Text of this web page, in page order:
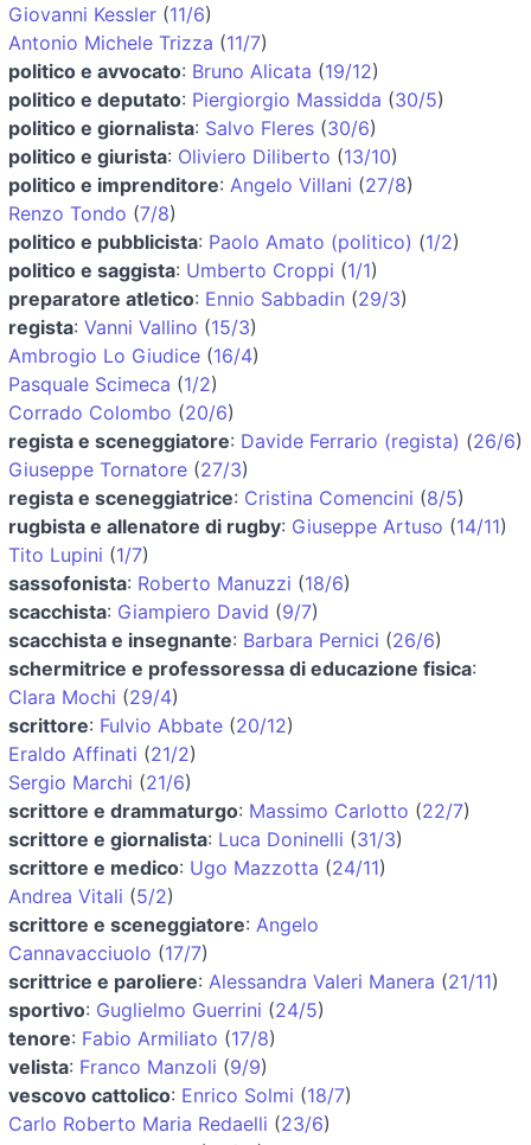
Giovanni Kessler (11/6)
Antonio Michele Trizza (11/7)
politico e avvocato: Bruno Alicata (19/12)
politico e deputato: Piergiorgio Massidda (30/5)
politico e giornalista: Salvo Fleres (30/6)
politico e giurista: Oliviero Diliberto (13/10)
politico e imprenditore: Angelo Villani (27/8)
Renzo Tondo (7/8)
politico e pubblicista: Paolo Amato (politico) (1/2)
politico e saggista: Umberto Croppi (1/1)
preparatore atletico: Ennio Sabbadin (29/3)
regista: Vanni Vallino (15/3)
Ambrogio Lo Giudice (16/4)
Pasquale Scimeca (1/2)
Corrado Colombo (20/6)
regista e sceneggiatore: Davide Ferrario (regista) (26/6)
Giuseppe Tornatore (27/3)
regista e sceneggiatrice: Cristina Comencini (8/5)
rugbista e allenatore di rugby: Giuseppe Artuso (14/11)
Tito Lupini (1/7)
sassofonista: Roberto Manuzzi (18/6)
scacchista: Giampiero David (9/7)
scacchista e insegnante: Barbara Pernici (26/6)
schermitrice e professoressa di educazione fisica:
Clara Mochi (29/4)
scrittore: Fulvio Abbate (20/12)
Eraldo Affinati (21/2)
Sergio Marchi (21/6)
scrittore e drammaturgo: Massimo Carlotto (22/7)
scrittore e giornalista: Luca Doninelli (31/3)
scrittore e medico: Ugo Mazzotta (24/11)
Andrea Vitali (5/2)
scrittore e sceneggiatore: Angelo
Cannavacciuolo (17/7)
scrittrice e paroliere: Alessandra Valeri Manera (21/11)
sportivo: Guglielmo Guerrini (24/5)
tenore: Fabio Armiliato (17/8)
velista: Franco Manzoli (9/9)
vescovo cattolico: Enrico Solmi (18/7)
Carlo Roberto Maria Redaelli (23/6)